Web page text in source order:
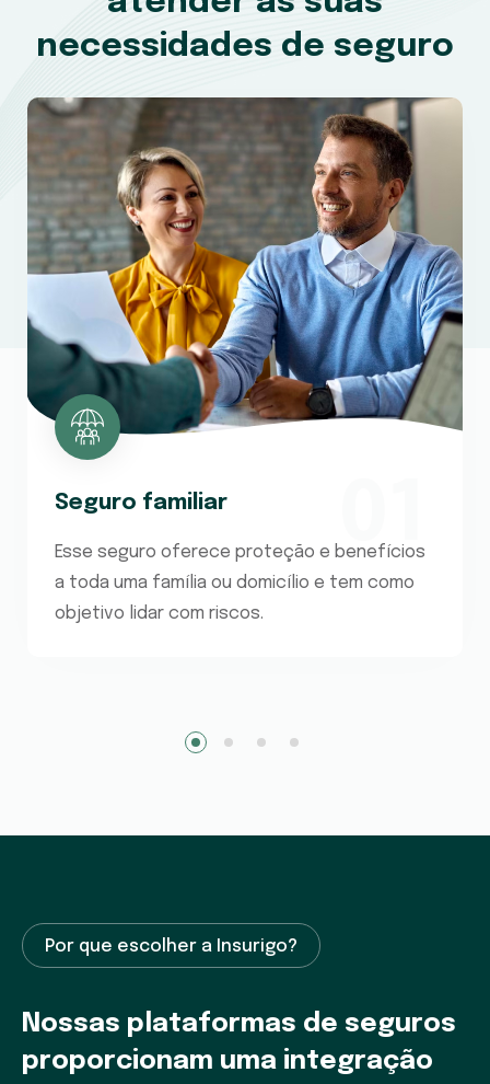
necessidades de seguro
Seguro familiar
Esse seguro oferece proteção e benefícios
a toda uma família ou domicílio e tem como
objetivo lidar com riscos.
1 2 3 4
Por que escolher a Insurigo?
Nossas plataformas de seguros
proporcionam uma integração